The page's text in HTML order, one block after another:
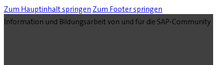
Zum Hauptinhalt springen Zum Footer springen
Information und Bildungsarbeit von und für die SAP-Community